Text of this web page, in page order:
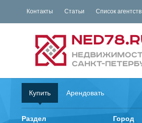
Контакты Статьи Список агентств
Купить Арендовать
Раздел Город